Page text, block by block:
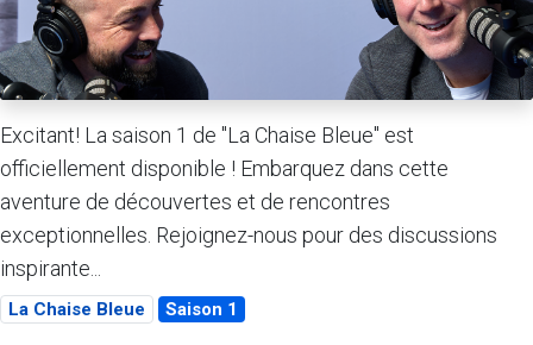
Excitant! La saison 1 de "La Chaise Bleue" est
officiellement disponible ! Embarquez dans cette
aventure de découvertes et de rencontres
exceptionnelles. Rejoignez-nous pour des discussions
inspirante...
La Chaise Bleue Saison 1